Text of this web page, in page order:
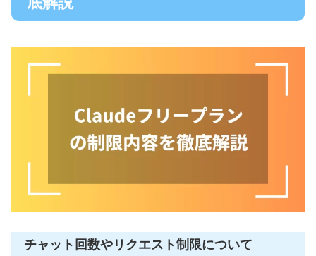
チャット回数やリクエスト制限について